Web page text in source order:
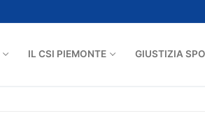
IL CSI PIEMONTE GIUSTIZIA